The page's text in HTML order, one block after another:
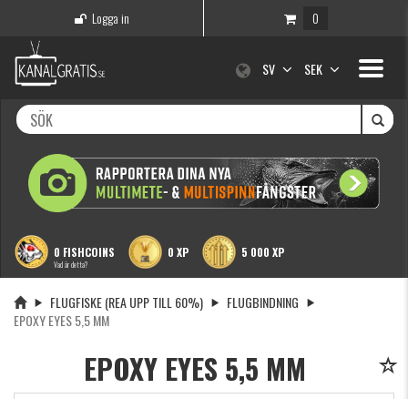
Logga in 0
Toggle
SV SEK
0 FISHCOINS
Vad är detta?
0 XP 5 000 XP
FLUGFISKE (REA UPP TILL 60%)
FLUGBINDNING
EPOXY EYES 5,5 MM
EPOXY EYES 5,5 MM